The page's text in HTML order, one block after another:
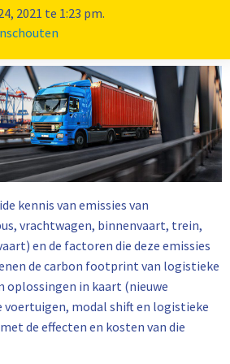
2021 te 1:23 pm.
van luchtverontreinigende
sector.
kennis van emissies van
vrachtwagen, binnenvaart, trein,
en de factoren die deze emissies
de carbon footprint van logistieke
oplossingen in kaart (nieuwe
voertuigen, modal shift en logistieke
de effecten en kosten van die